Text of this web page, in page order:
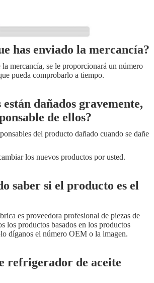
has enviado la mercancía?
mercancía, se le proporcionará un número
pueda comprobarlo a tiempo.
están dañados gravemente,
de ellos?
del producto dañado cuando se dañe
los nuevos productos por usted.
saber si el producto es el
es proveedora profesional de piezas de
los productos basados en los productos
díganos el número OEM o la imagen.
refrigerador de aceite